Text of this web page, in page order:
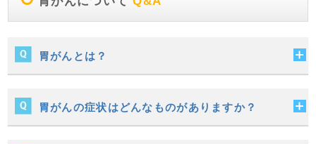
胃がんとは？
胃がんの症状はどんなものがありますか？